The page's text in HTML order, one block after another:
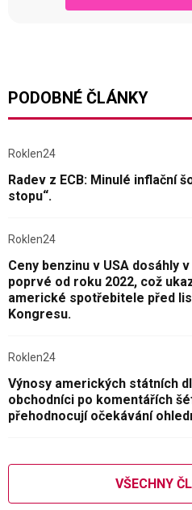
PODOBNÉ ČLÁNKY
Roklen24
Radev z ECB: Minulé inflační
stopu“.
Roklen24
Ceny benzinu v USA dosáhly
poprvé od roku 2022, což
americké spotřebitele před
Kongresu.
Roklen24
Výnosy amerických státních
obchodníci po komentářích
přehodnocují očekávání
VŠECHNY